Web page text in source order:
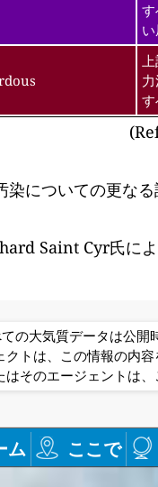
染についての更なる
Saint Cyr氏に
の大気質データは公開
クトは、この情報の内
はそのエージェントは
ム ここで